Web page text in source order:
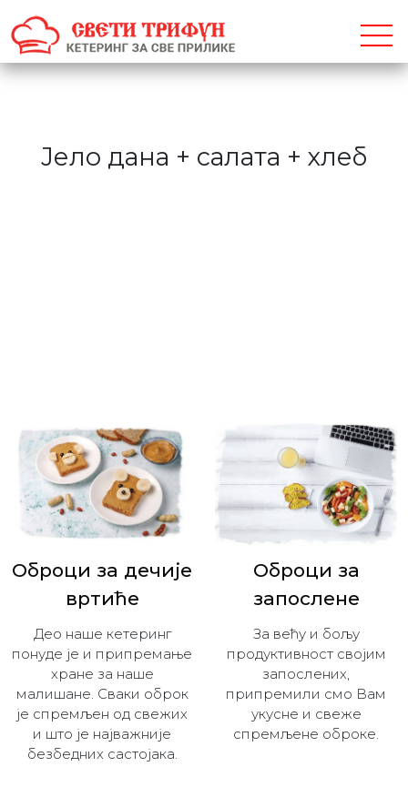
Јело дана + салата + хлеб
Оброци за дечијe
вртиће
Део наше кетеринг
понуде је и припремање
хране за наше
малишане. Сваки оброк
је спремљен од свежих
и што је најважније
безбедних састојака.
Оброци за
запослене
За већу и бољу
продуктивност својим
запослених,
припремили смо Вам
укусне и свеже
спремљене оброке.